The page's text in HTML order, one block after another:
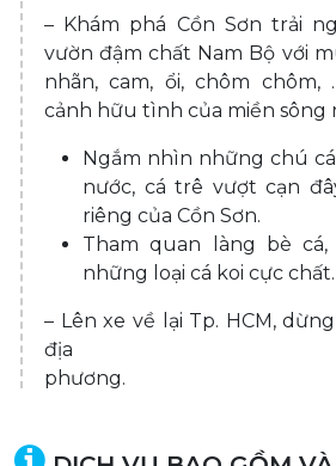
– Khám phá Cồn Sơn trải
vườn đậm chất Nam Bộ với
nhãn, cam, ổi, chôm
cảnh hữu tình của miền sông
Ngắm nhìn những chú
nước, cá trê vượt cạn
riêng của Cồn Sơn.
Tham quan làng bè
những loại cá koi cực chất.
– Lên xe về lại Tp. HCM,
địa
phương.